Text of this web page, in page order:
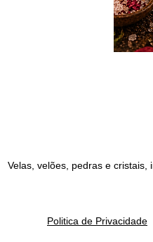
Velas, velões, pedras e
Politica de Privacidade